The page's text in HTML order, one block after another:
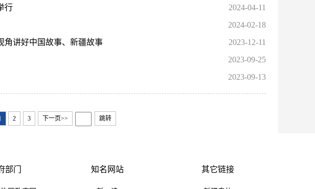
行
2024-04-11
2024-02-18
角讲好中国故事、新疆故事
2023-12-11
2023-09-25
2023-09-13
2 3 下一页>> 跳转
部门 知名网站 其它链接